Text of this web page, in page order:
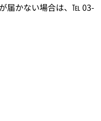
届かない場合は、℡ 03-